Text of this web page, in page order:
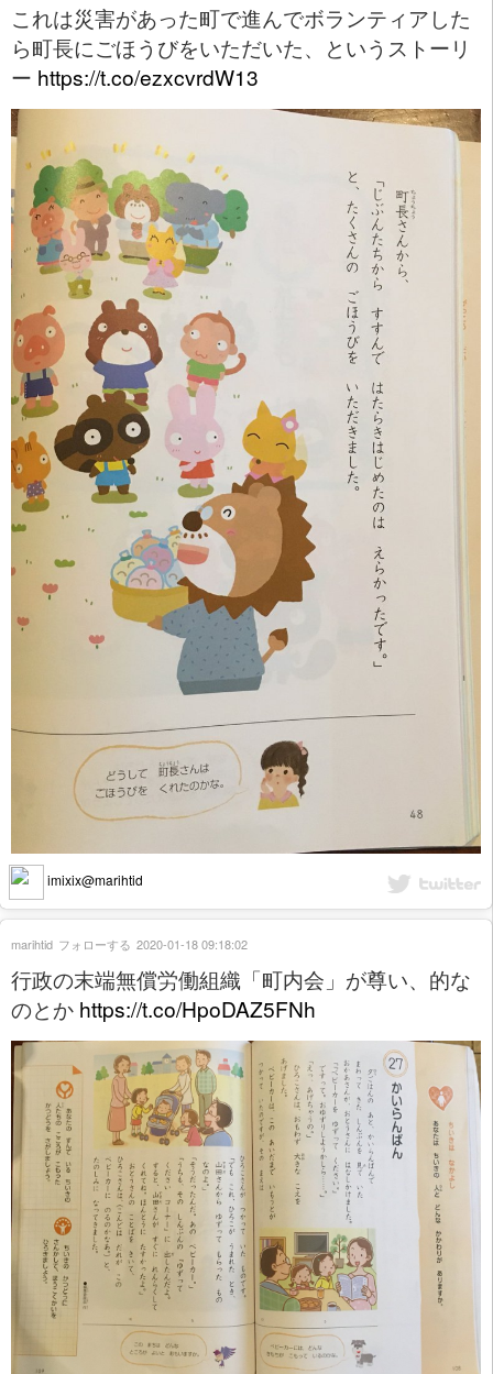
これは災害があった町で進んでボランティアした
ら町長にごほうびをいただいた、というストーリ
ー https://t.co/ezxcvrdW13
imixix@marihtid
行政の末端無償労働組織「町内会」が尊い、的な
のとか https://t.co/HpoDAZ5FNh
marihtid フォローする 2020-01-18 09:18:02